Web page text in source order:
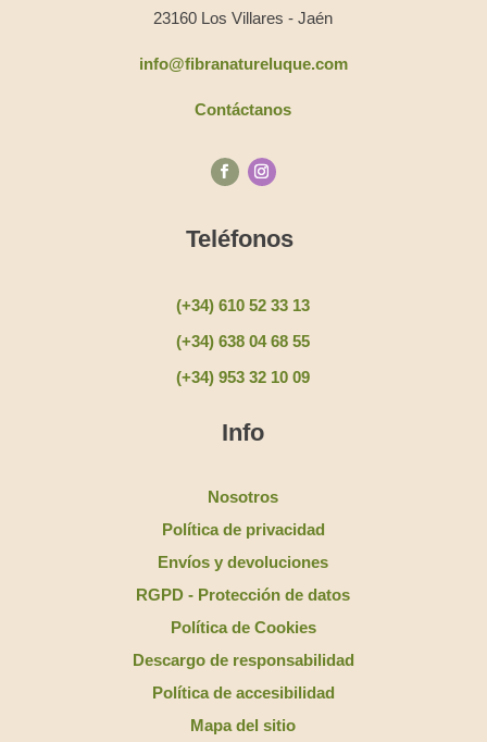
23160 Los Villares - Jaén
info@fibranatureluque.com
Contáctanos
Teléfonos
(+34) 610 52 33 13
(+34) 638 04 68 55
(+34) 953 32 10 09
Info
Nosotros
Política de privacidad
Envíos y devoluciones
RGPD - Protección de datos
Política de Cookies
Descargo de responsabilidad
Política de accesibilidad
Mapa del sitio